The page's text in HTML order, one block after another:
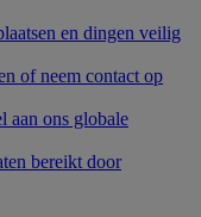
en dingen veilig
of neem contact op
aan ons globale
bereikt door